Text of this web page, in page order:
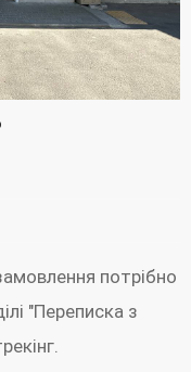
потрібно
"Переписка з